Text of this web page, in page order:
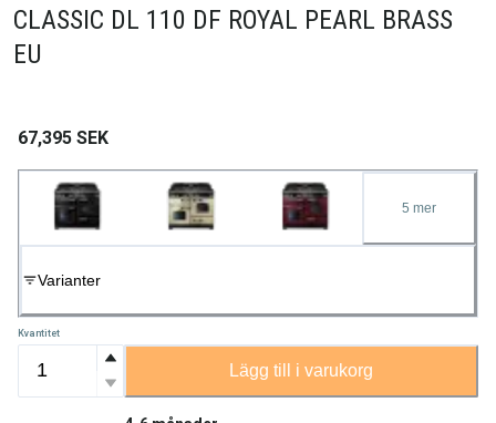
CLASSIC DL 110 DF ROYAL PEARL BRASS
EU
67,395 SEK
5 mer
Varianter
Kvantitet
Lägg till i varukorg